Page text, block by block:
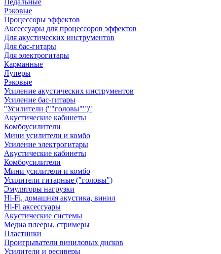
Педальные
Рэковые
Процессоры эффектов
Аксессуары для процессоров эффектов
Для акустических инструментов
Для бас-гитары
Для электрогитары
Карманные
Луперы
Рэковые
Усиление акустических инструментов
Усиление бас-гитары
"Усилители (""головы"")"
Акустические кабинеты
Комбоусилители
Мини усилители и комбо
Усиление электрогитары
Акустические кабинеты
Комбоусилители
Мини усилители и комбо
Усилители гитарные ("головы")
Эмуляторы нагрузки
Hi-Fi, домашняя акустика, винил
Hi-Fi аксессуары
Акустические системы
Медиа плееры, стримеры
Пластинки
Проигрыватели виниловых дисков
Усилители и ресиверы